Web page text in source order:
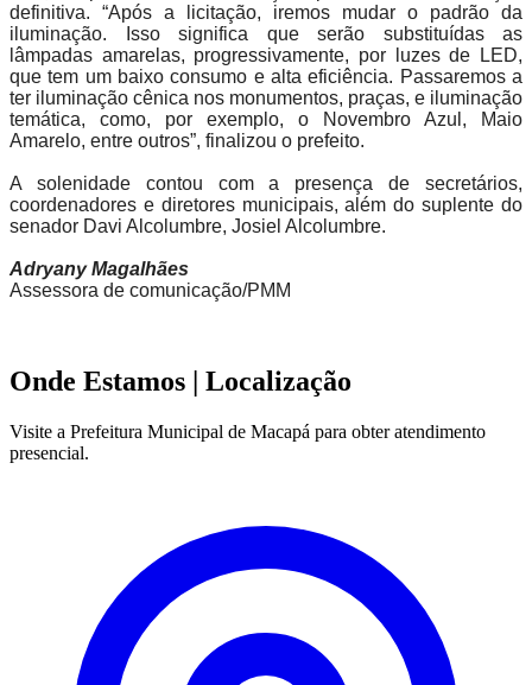
definitiva. “Após a licitação, iremos mudar o padrão da
iluminação. Isso significa que serão substituídas as
lâmpadas amarelas, progressivamente, por luzes de LED,
que tem um baixo consumo e alta eficiência. Passaremos a
ter iluminação cênica nos monumentos, praças, e iluminação
temática, como, por exemplo, o Novembro Azul, Maio
Amarelo, entre outros”, finalizou o prefeito.
A solenidade contou com a presença de secretários,
coordenadores e diretores municipais, além do suplente do
senador Davi Alcolumbre, Josiel Alcolumbre.
Adryany Magalhães
Assessora de comunicação/PMM
Onde Estamos | Localização
Visite a Prefeitura Municipal de Macapá para obter atendimento
presencial.